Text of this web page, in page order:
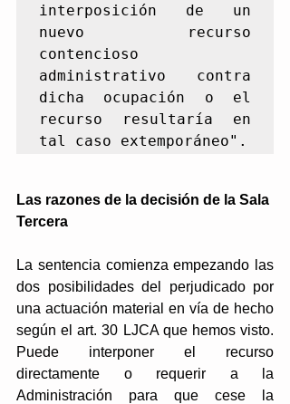
interposición de un
nuevo recurso
contencioso
administrativo contra
dicha ocupación o el
recurso resultaría en
tal caso extemporáneo".
Las razones de la decisión de la Sala
Tercera
La sentencia comienza empezando las
dos posibilidades del perjudicado por
una actuación material en vía de hecho
según el art. 30 LJCA que hemos visto.
Puede interponer el recurso
directamente o requerir a la
Administración para que cese la